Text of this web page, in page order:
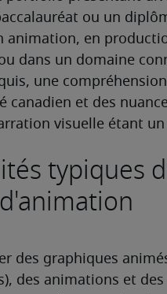
ou un
animation, en
dans un domaine
une
canadien et des
visuelle étant
typiques
des graphiques
des animations et des